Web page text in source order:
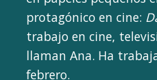
protagónico en cine:
trabajo en cine,
llaman Ana. Ha
febrero.